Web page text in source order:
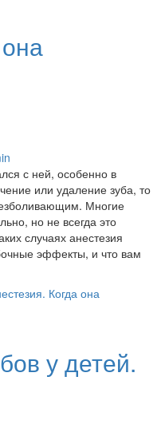
с ней, особенно в
или удаление зуба, то
Многие
но не всегда это
случаях анестезия
эффекты, и что вам
Когда она
у детей.